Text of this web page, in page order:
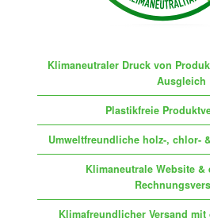
Klimaneutraler Druck von
Ausgleich
Plastikfreie
Umweltfreundliche holz-, chlor-
Klimaneutrale Website
Klimafreundlicher Versand mit